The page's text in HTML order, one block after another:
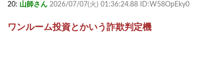
20: 山師さん 2026/07/07(火) 01:36:24.88 ID:W58OpEky0
ワンルーム投資とかいう詐欺判定機